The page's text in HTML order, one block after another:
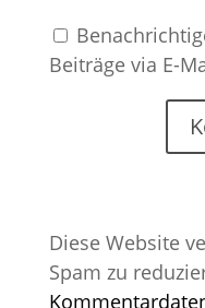
Beiträge via E-
Diese Website
Spam zu